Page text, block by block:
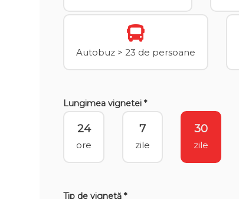
Autobuz > 23 de persoane
Lungimea vignetei *
24
ore
7
zile
30
zile
Tip de vignetă *